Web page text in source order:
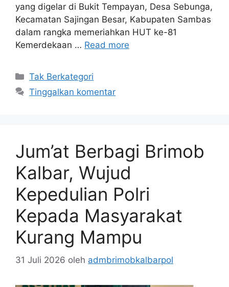
yang digelar di Bukit Tempayan, Desa Sebunga,
Kecamatan Sajingan Besar, Kabupaten Sambas
dalam rangka memeriahkan HUT ke-81
Kemerdekaan … Read more
Kategori
Tak Berkategori
Tinggalkan komentar
Jum’at Berbagi Brimob
Kalbar, Wujud
Kepedulian Polri
Kepada Masyarakat
Kurang Mampu
31 Juli 2026 oleh admbrimobkalbarpol